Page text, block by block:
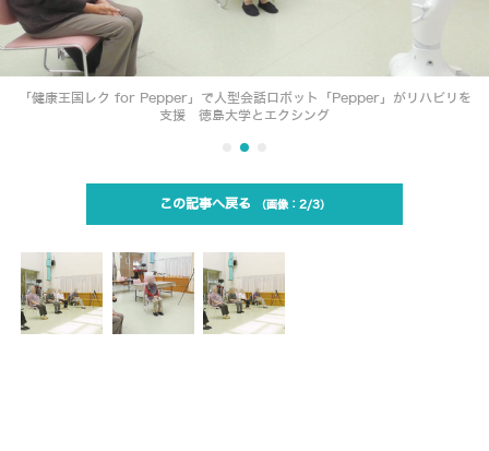
「健康王国レク for Pepper」で人型会話ロボット「Pepper」がリハビリを
支援 徳島大学とエクシング
この記事へ戻る 2/3